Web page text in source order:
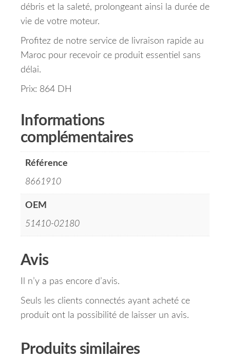
débris et la saleté, prolongeant ainsi la durée de
vie de votre moteur.
Profitez de notre service de livraison rapide au
Maroc pour recevoir ce produit essentiel sans
délai.
Prix: 864 DH
Informations
complémentaires
Référence
8661910
OEM
51410-02180
Avis
Il n’y a pas encore d’avis.
Seuls les clients connectés ayant acheté ce
produit ont la possibilité de laisser un avis.
Produits similaires